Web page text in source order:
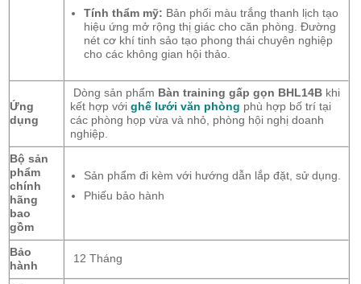
Tính thẩm mỹ: Bản phối màu trắng thanh lịch tạo
hiệu ứng mở rộng thị giác cho căn phòng. Đường
nét cơ khí tinh sảo tạo phong thái chuyên nghiệp
cho các không gian hội thảo.
Ứng
dụng
Dòng sản phẩm Bàn training gấp gọn BHL14B khi
kết hợp với ghế lưới văn phòng phù hợp bố trí tại
các phòng họp vừa và nhỏ, phòng hội nghị doanh
nghiệp.
Bộ sản
phẩm
chính
hãng
bao
gồm
Sản phẩm đi kèm với hướng dẫn lắp đặt, sử dụng.
Phiếu bảo hành
Bảo
hành
12 Tháng